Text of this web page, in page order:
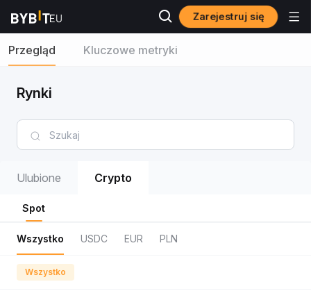
Zarejestruj się
Przegląd Kluczowe metryki
Rynki
Ulubione Crypto
Spot
Wszystko USDC EUR PLN
Wszystko